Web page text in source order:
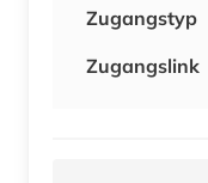
Zugangstyp
Zugangslink